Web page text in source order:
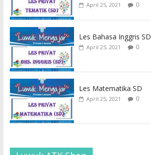
April 25, 2021 0
Les Bahasa Inggris SD
April 25, 2021 0
Les Matematika SD
April 25, 2021 0